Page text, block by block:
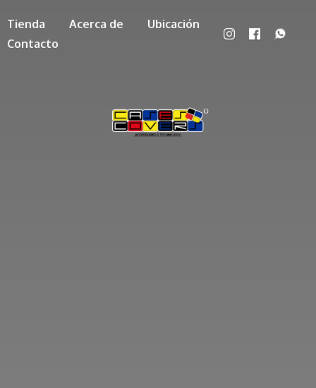
Tienda Acerca de
Ubicación
Contacto